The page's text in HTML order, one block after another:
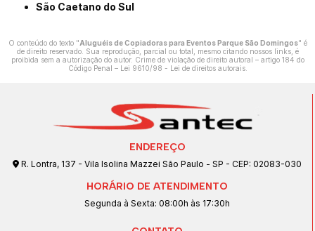
São Caetano do Sul
O conteúdo do texto "Aluguéis de Copiadoras para Eventos Parque São Domingos" é
de direito reservado. Sua reprodução, parcial ou total, mesmo citando nossos links, é
proibida sem a autorização do autor. Crime de violação de direito autoral – artigo 184 do
Código Penal – Lei 9610/98 - Lei de direitos autorais.
ENDEREÇO
R. Lontra, 137 - Vila Isolina Mazzei São Paulo - SP - CEP: 02083-030
HORÁRIO DE ATENDIMENTO
Segunda à Sexta: 08:00h às 17:30h